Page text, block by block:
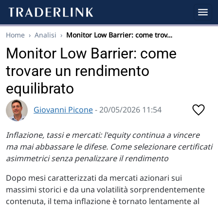
Home › Analisi › Monitor Low Barrier: come trov…
Monitor Low Barrier: come
trovare un rendimento
equilibrato
Giovanni Picone- 20/05/2026 11:54
Inflazione, tassi e mercati: l'equity continua a vincere
ma mai abbassare le difese. Come selezionare certificati
asimmetrici senza penalizzare il rendimento
Dopo mesi caratterizzati da mercati azionari sui
massimi storici e da una volatilità sorprendentemente
contenuta, il tema inflazione è tornato lentamente al